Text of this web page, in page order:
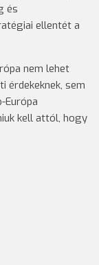
és
ellentét a
nem lehet
érdekeknek, sem
Európa
kell attól, hogy